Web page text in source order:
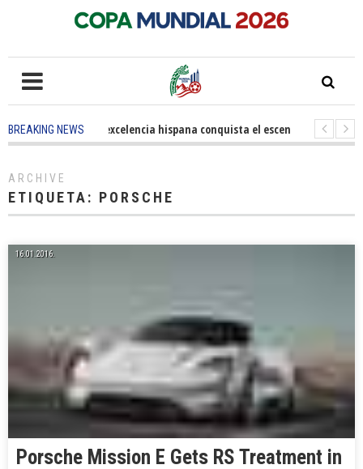
BREAKING NEWS
5 months ago -
La excelencia hispana conquista el escenario olímpico
ARCHIVE
ETIQUETA: PORSCHE
16.01.2016.
Porsche Mission E Gets RS Treatment in